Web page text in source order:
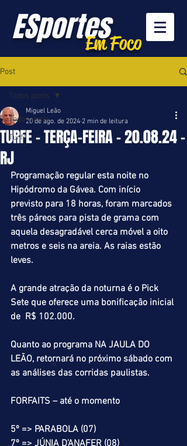
ESportesEm Foco
Post
Todos posts
Turfe
Todos posts
TURFE - TERÇA-FEIRA - 20.08.24 -
RJ
Miguel Leão
20 de ago. de 2024 2 min de leitura
Programação regular esta noite no
Hipódromo da Gávea. Com início
previsto para 18 horas, foram marcados
três páreos para pista de grama com
aquela desagradável cerca móvel a oito
metros e seis na areia. As raias estão
leves.
A grande atração da noturna é o Pick
Sete que oferece uma bonificação inicial
de  R$ 102.000.
Quanto ao programa NA JAULA DO
LEÃO, retornará no próximo sábado com
as análises das corridas paulistas.
FORFAITS – até o momento
5º => PARABOLA (07)
7º => JÚNIA D’ANAFER (08)